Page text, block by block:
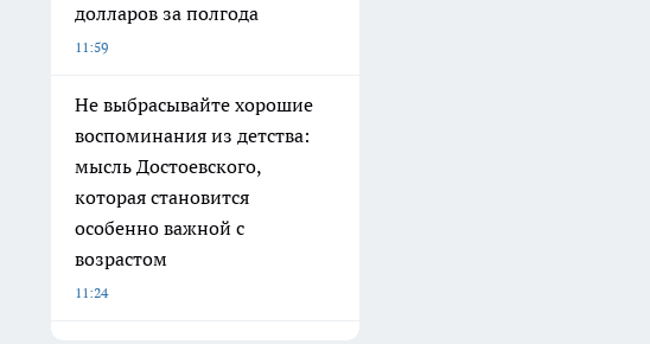
долларов за полгода
11:59
Не выбрасывайте хорошие
воспоминания из детства:
мысль Достоевского,
которая становится
особенно важной с
возрастом
11:24